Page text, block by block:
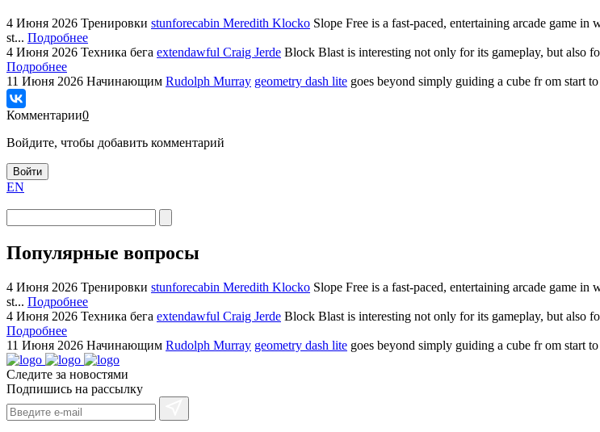
4 Июня 2026 Тренировки stunforecabin Meredith Klocko Slope Free is a fast-paced, entertaining arcade game
st... Подробнее
4 Июня 2026 Техника бега extendawful Craig Jerde Block Blast is interesting not only for its gameplay, but also
Подробнее
11 Июня 2026 Начинающим Rudolph Murray geometry dash lite goes beyond simply guiding a cube fr om start
Комментарии0
Войдите, чтобы добавить комментарий
Войти
EN
Популярные вопросы
4 Июня 2026 Тренировки stunforecabin Meredith Klocko Slope Free is a fast-paced, entertaining arcade game
st... Подробнее
4 Июня 2026 Техника бега extendawful Craig Jerde Block Blast is interesting not only for its gameplay, but also
Подробнее
11 Июня 2026 Начинающим Rudolph Murray geometry dash lite goes beyond simply guiding a cube fr om start
Следите за новостями
Подпишись на рассылку